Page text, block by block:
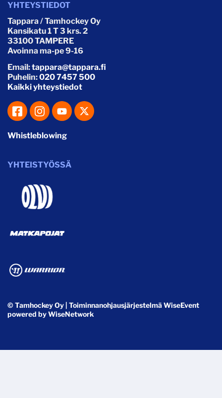
YHTEYSTIEDOT
Tappara / Tamhockey Oy
Kansikatu 1 T 3 krs. 2
33100 TAMPERE
Avoinna ma-pe 9-16
Email:tappara@tappara.fi
Puhelin:020 7457 500
Kaikki yhteystiedot
Whistleblowing
YHTEISTYÖSSÄ
© Tamhockey Oy | ToiminnanohjausjärjestelmäWiseEvent
powered byWiseNetwork